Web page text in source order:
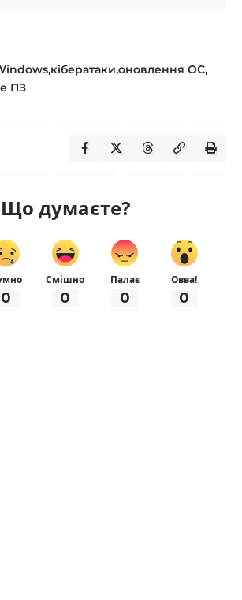
кібератаки оновлення ОС
ПЗ
Що думаєте?
0
Смішно
0
Палає
0
Овва!
0